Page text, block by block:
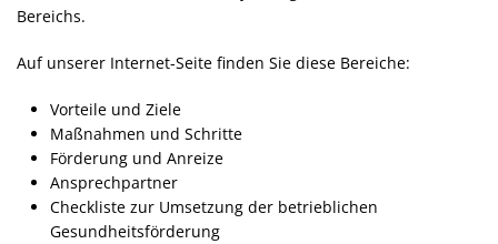
Bereichs.
Auf unserer Internet-Seite finden Sie diese Bereiche:
Vorteile und Ziele
Maßnahmen und Schritte
Förderung und Anreize
Ansprechpartner
Checkliste zur Umsetzung der betrieblichen
Gesundheitsförderung